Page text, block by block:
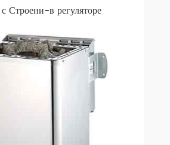
Строени-в регуляторе